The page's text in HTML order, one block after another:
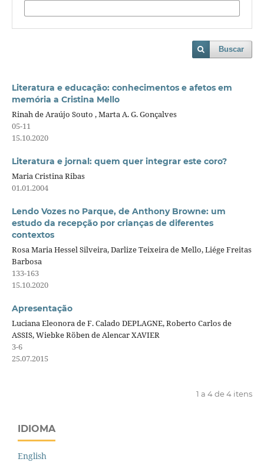
Buscar
Literatura e educação: conhecimentos e afetos em
memória a Cristina Mello
Rinah de Araújo Souto , Marta A. G. Gonçalves
05-11
15.10.2020
Literatura e jornal: quem quer integrar este coro?
Maria Cristina Ribas
01.01.2004
Lendo Vozes no Parque, de Anthony Browne: um
estudo da recepção por crianças de diferentes
contextos
Rosa Maria Hessel Silveira, Darlize Teixeira de Mello, Liége Freitas
Barbosa
133-163
15.10.2020
Apresentação
Luciana Eleonora de F. Calado DEPLAGNE, Roberto Carlos de
ASSIS, Wiebke Röben de Alencar XAVIER
3-6
25.07.2015
1 a 4 de 4 itens
IDIOMA
English